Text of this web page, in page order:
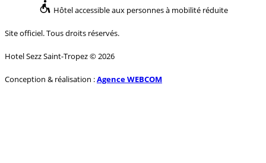
Hôtel accessible aux personnes à mobilité réduite
Site officiel. Tous droits réservés.
Hotel Sezz Saint-Tropez © 2026
Conception & réalisation :Agence WEBCOM